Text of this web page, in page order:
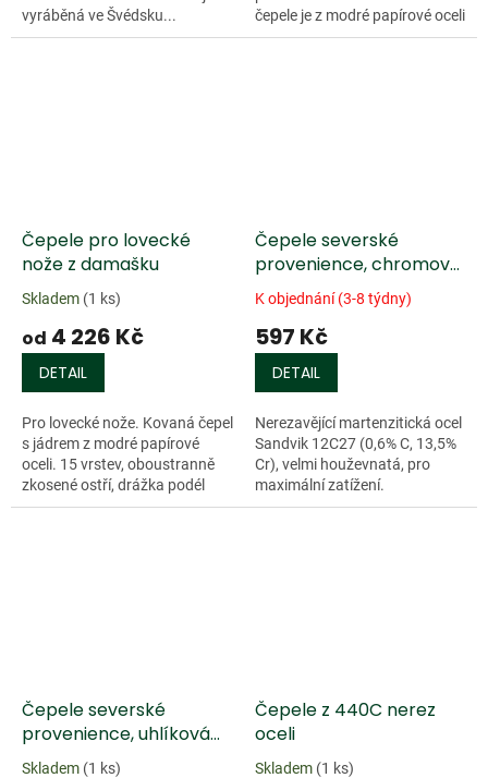
vyráběná ve Švédsku...
čepele je z modré papírové oceli
a...
Čepele pro lovecké
nože z damašku
Skladem (1 ks)
od 4 226 Kč
DETAIL
Pro lovecké nože. Kovaná čepel
s jádrem z modré papírové
oceli. 15 vrstev, oboustranně
zkosené ostří, drážka podél
čepele. Polotovar je již zakaleny
Čepele severské
provenience, chromová
ocel
K objednání (3-8 týdny)
597 Kč
DETAIL
Nerezavějící martenzitická ocel
Sandvik 12C27 (0,6% C, 13,5%
Cr), velmi houževnatá, pro
maximální zatížení.
Čepele severské
provenience, uhlíková
ocel
Skladem (1 ks)
Čepele z 440C nerez
oceli
Skladem (1 ks)